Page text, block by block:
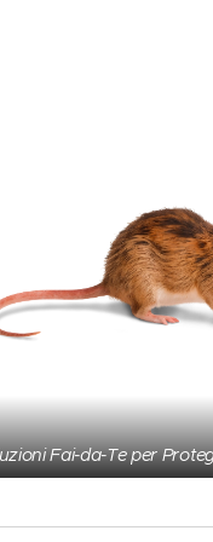
Fai-da-Te per